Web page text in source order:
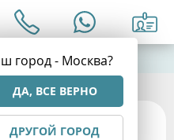
город - Москва?
ДА, ВСЕ ВЕРНО
ДРУГОЙ ГОРОД